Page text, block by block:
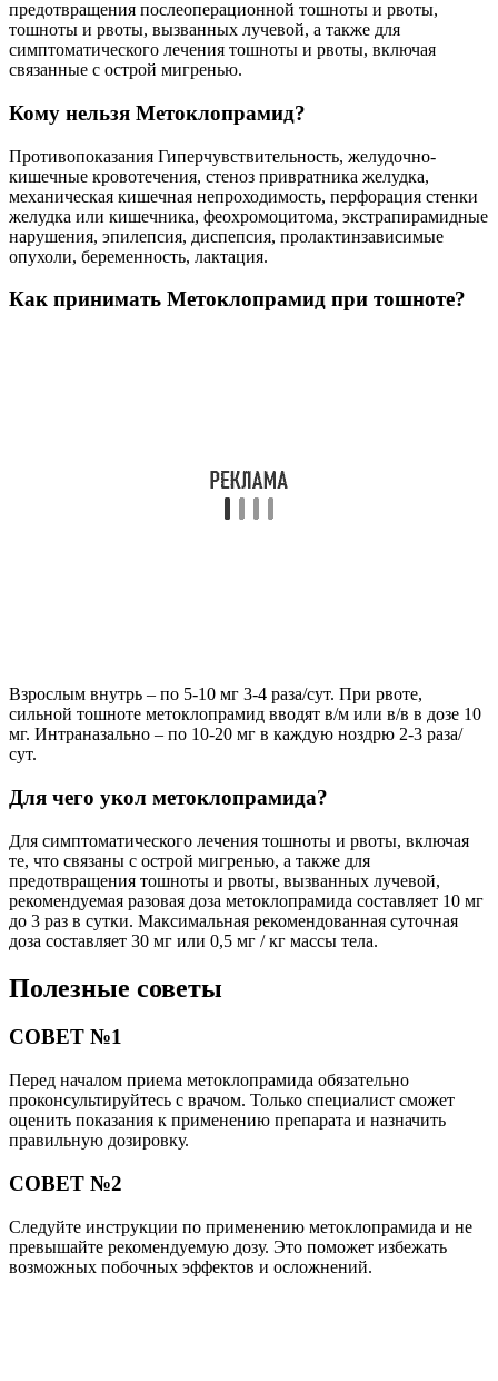
предотвращения послеоперационной тошноты и рвоты,
тошноты и рвоты, вызванных лучевой, а также для
симптоматического лечения тошноты и рвоты, включая
связанные с острой мигренью.
Кому нельзя Метоклопрамид?
Противопоказания Гиперчувствительность, желудочно-
кишечные кровотечения, стеноз привратника желудка,
механическая кишечная непроходимость, перфорация стенки
желудка или кишечника, феохромоцитома, экстрапирамидные
нарушения, эпилепсия, диспепсия, пролактинзависимые
опухоли, беременность, лактация.
Как принимать Метоклопрамид при тошноте?
Взрослым внутрь – по 5-10 мг 3-4 раза/сут. При рвоте,
сильной тошноте метоклопрамид вводят в/м или в/в в дозе 10
мг. Интраназально – по 10-20 мг в каждую ноздрю 2-3 раза/
сут.
Для чего укол метоклопрамида?
Для симптоматического лечения тошноты и рвоты, включая
те, что связаны с острой мигренью, а также для
предотвращения тошноты и рвоты, вызванных лучевой,
рекомендуемая разовая доза метоклопрамида составляет 10 мг
до 3 раз в сутки. Максимальная рекомендованная суточная
доза составляет 30 мг или 0,5 мг / кг массы тела.
Полезные советы
СОВЕТ №1
Перед началом приема метоклопрамида обязательно
проконсультируйтесь с врачом. Только специалист сможет
оценить показания к применению препарата и назначить
правильную дозировку.
СОВЕТ №2
Следуйте инструкции по применению метоклопрамида и не
превышайте рекомендуемую дозу. Это поможет избежать
возможных побочных эффектов и осложнений.